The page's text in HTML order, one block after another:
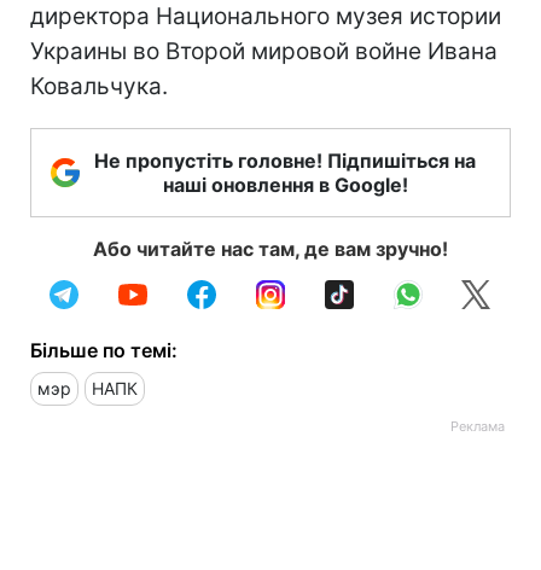
директора Национального музея истории
Украины во Второй мировой войне Ивана
Ковальчука.
Не пропустіть головне! Підпишіться на
наші оновлення в Google!
Або читайте нас там, де вам зручно!
Більше по темі:
мэр НАПК